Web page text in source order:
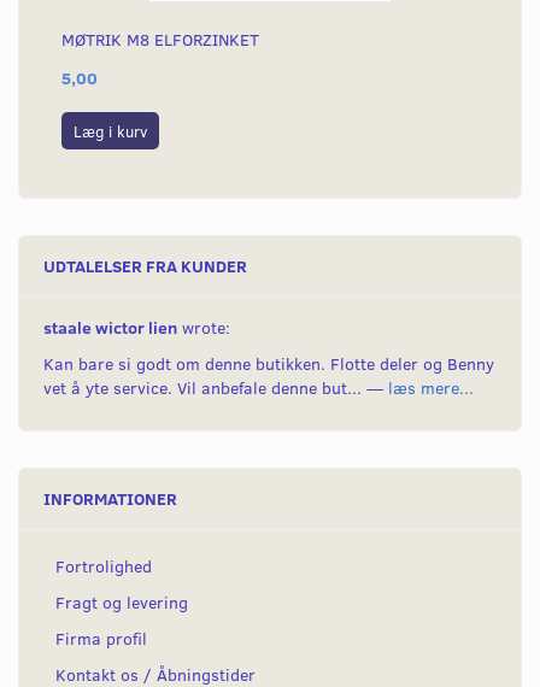
MØTRIK M8 ELFORZINKET
5,00
Læg i kurv
UDTALELSER FRA KUNDER
staale wictor lien wrote:
Kan bare si godt om denne butikken. Flotte deler og Benny
vet å yte service. Vil anbefale denne but... — læs mere...
INFORMATIONER
Fortrolighed
Fragt og levering
Firma profil
Kontakt os / Åbningstider